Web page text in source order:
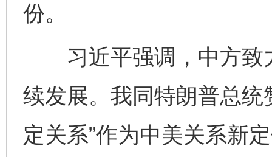
份。
习近平强调，中方致
续发展。我同特朗普总统
定关系”作为中美关系新